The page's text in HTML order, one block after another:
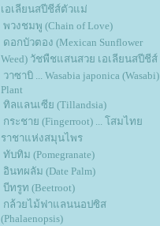
เอเลียนสปีชีส์ตัวแม่
พวงชมพู (Chain of Love)
ดอกบัวตอง (Mexican Sunflower
Weed) วัชพืชแสนสวย เอเลียนสปีชีส์
วาซาบิ ... Wasabia japonica (Wasabi)
Plant
ทิลแลนเซีย (Tillandsia)
กระชาย (Fingerroot) ... โสมไท
ราชาแห่งสมุนไพร
ทับทิม (Pomegranate)
อินทผลัม (Date Palm)
บีทรูท (Beetroot)
กล้วยไม้ฟาแลนนอปซิส
(Phalaenopsis)